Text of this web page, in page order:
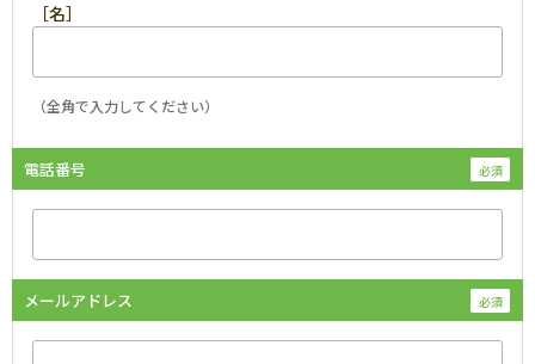
［名］
（全角で入力してください）
電話番号
メールアドレス